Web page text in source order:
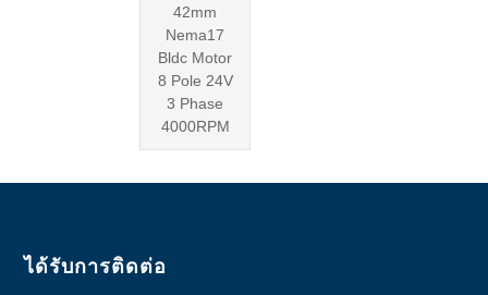
42mm
Nema17
Bldc Motor
8 Pole 24V
3 Phase
4000RPM
ได้รับการติดต่อ